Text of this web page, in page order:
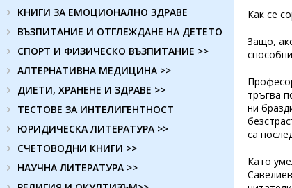
КНИГИ ЗА ЕМОЦИОНАЛНО ЗДРАВЕ
ВЪЗПИТАНИЕ И ОТГЛЕЖДАНЕ НА ДЕТЕТО
СПОРТ И ФИЗИЧЕСКО ВЪЗПИТАНИЕ >>
АЛТЕРНАТИВНА МЕДИЦИНА >>
ДИЕТИ, ХРАНЕНЕ И ЗДРАВЕ >>
ТЕСТОВЕ ЗА ИНТЕЛИГЕНТНОСТ
ЮРИДИЧЕСКА ЛИТЕРАТУРА >>
СЧЕТОВОДНИ КНИГИ >>
НАУЧНА ЛИТЕРАТУРА >>
Как се
Защо,
тръгва
ни
са
Като